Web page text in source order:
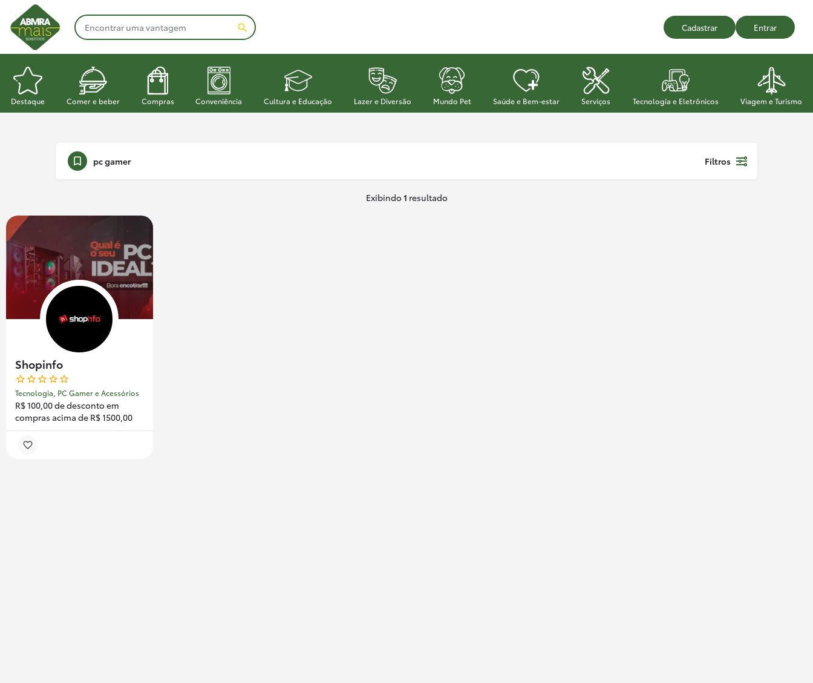
Cadastrar Entrar
Destaque Comer e beber Compras Conveniência Cultura e Educação Lazer e Diversão Mundo Pet Saúde e Bem-estar Serviços Tecnologia e Eletrônicos Viagem e Turismo
pc gamer Filtros
Exibindo 1 resultado
Shopinfo
Tecnologia, PC Gamer e Acessórios
R$ 100,00 de desconto em
compras acima de R$ 1500,00